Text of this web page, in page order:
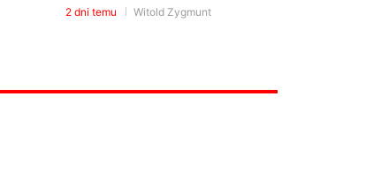
2 dni temu Witold Zygmunt